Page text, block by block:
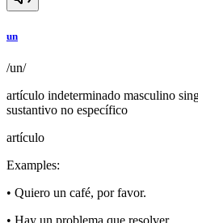
un
/un/
artículo indeterminado masculino
sustantivo no específico
artículo
Examples:
• Quiero un café, por favor.
• Hay un problema que resolver.